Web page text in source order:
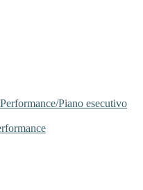
Piano esecutivo